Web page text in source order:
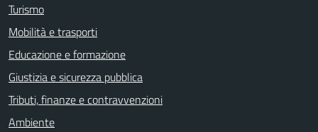
Turismo
Mobilità e trasporti
Educazione e formazione
Giustizia e sicurezza pubblica
Tributi, finanze e contravvenzioni
Ambiente